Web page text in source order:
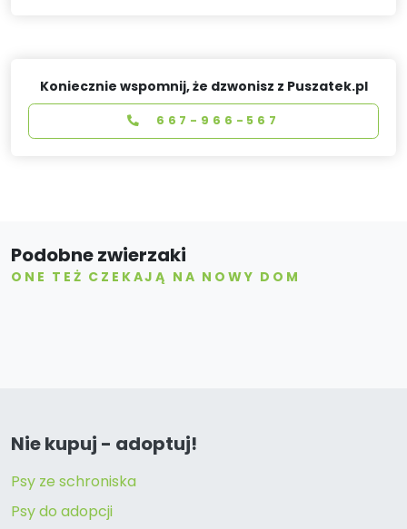
Koniecznie wspomnij, że dzwonisz z Puszatek.pl
667-966-567
Podobne zwierzaki
ONE TEŻ CZEKAJĄ NA NOWY DOM
Nie kupuj - adoptuj!
Psy ze schroniska
Psy do adopcji